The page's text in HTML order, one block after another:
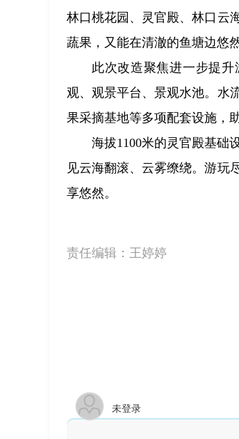
林口桃花园、灵官殿、林口云
蔬果，又能在清澈的鱼塘边悠
此次改造聚焦进一步提
观、观景平台、景观水池。水
果采摘基地等多项配套设施，
海拔1100米的灵官殿基础
见云海翻滚、云雾缭绕。游玩
享悠然。
责任编辑： 王婷婷
未登录